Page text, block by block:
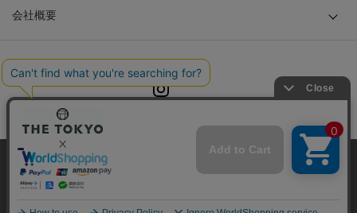
会社概要
© TOKYO BASE CO., LTD
当サイトはクッキー(cookie)を使用します。クッキーはサイト内
の一部の機能および、サイトの使用状況の分析からマーケティ
ング活動に利用することを目的としています。
プライバシーポリシーはこちら